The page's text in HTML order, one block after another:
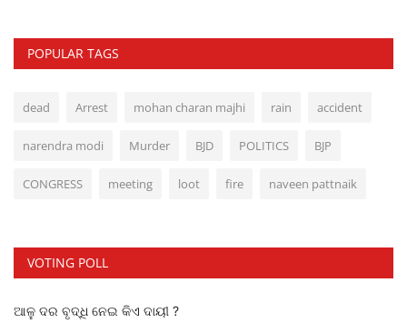
POPULAR TAGS
dead Arrest mohan charan majhi rain accident
narendra modi Murder BJD POLITICS BJP
CONGRESS meeting loot fire naveen pattnaik
VOTING POLL
ଆଳୁ ଦର ବୃଦ୍ଧି ନେଇ କିଏ ଦାୟୀ ?